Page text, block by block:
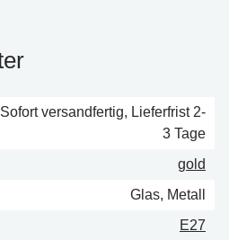
Sofort versandfertig, Lieferfrist 2-
3 Tage
gold
Glas, Metall
E27